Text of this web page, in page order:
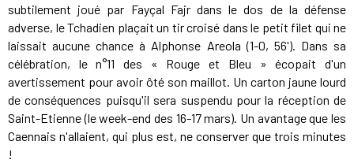
subtilement joué par Fayçal Fajr dans le dos de la défense
adverse, le Tchadien plaçait un tir croisé dans le petit filet qui ne
laissait aucune chance à Alphonse Areola (1-0, 56'). Dans sa
célébration, le n°11 des « Rouge et Bleu » écopait d'un
avertissement pour avoir ôté son maillot. Un carton jaune lourd
de conséquences puisqu'il sera suspendu pour la réception de
Saint-Etienne (le week-end des 16-17 mars). Un avantage que les
Caennais n'allaient, qui plus est, ne conserver que trois minutes
!